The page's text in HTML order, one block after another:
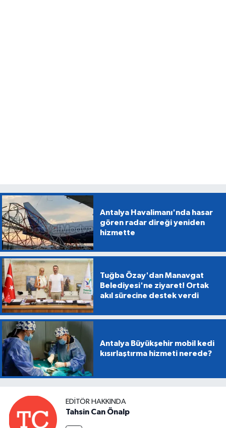
Antalya Havalimanı'nda hasar
gören radar direği yeniden
hizmette
Tuğba Özay'dan Manavgat
Belediyesi'ne ziyaret! Ortak
akıl sürecine destek verdi
Antalya Büyükşehir mobil kedi
kısırlaştırma hizmeti nerede?
EDITÖR HAKKINDA
Tahsin Can Önalp